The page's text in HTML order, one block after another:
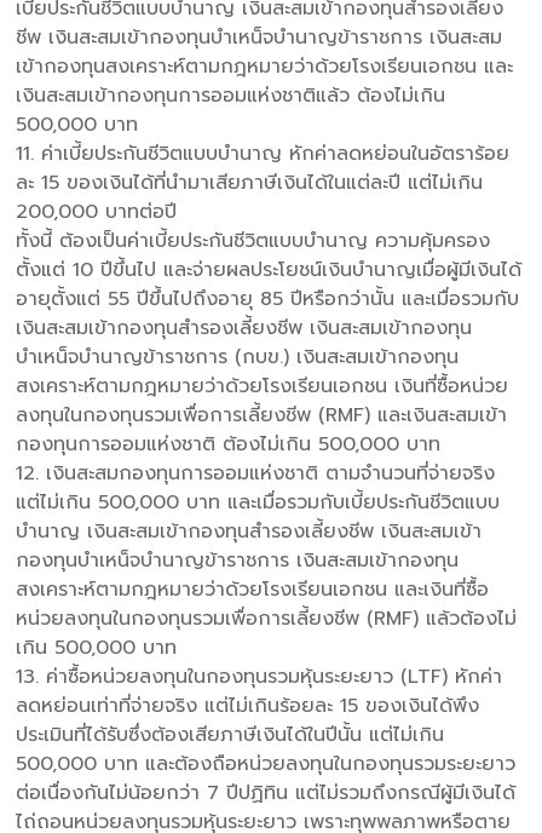
เบี้ยประกันชีวิตแบบบำนาญ เงินสะสมเข้ากองทุนสำรองเลี้ยง
ชีพ เงินสะสมเข้ากองทุนบำเหน็จบำนาญข้าราชการ เงินสะสม
เข้ากองทุนสงเคราะห์ตามกฎหมายว่าด้วยโรงเรียนเอกชน และ
เงินสะสมเข้ากองทุนการออมแห่งชาติแล้ว ต้องไม่เกิน
500,000 บาท
11. ค่าเบี้ยประกันชีวิตแบบบำนาญ หักค่าลดหย่อนในอัตราร้อย
ละ 15 ของเงินได้ที่นำมาเสียภาษีเงินได้ในแต่ละปี แต่ไม่เกิน
200,000 บาทต่อปี
ทั้งนี้ ต้องเป็นค่าเบี้ยประกันชีวิตแบบบำนาญ ความคุ้มครอง
ตั้งแต่ 10 ปีขึ้นไป และจ่ายผลประโยชน์เงินบำนาญเมื่อผู้มีเงินได้
อายุตั้งแต่ 55 ปีขึ้นไปถึงอายุ 85 ปีหรือกว่านั้น และเมื่อรวมกับ
เงินสะสมเข้ากองทุนสำรองเลี้ยงชีพ เงินสะสมเข้ากองทุน
บำเหน็จบำนาญข้าราชการ (กบข.) เงินสะสมเข้ากองทุน
สงเคราะห์ตามกฎหมายว่าด้วยโรงเรียนเอกชน เงินที่ซื้อหน่วย
ลงทุนในกองทุนรวมเพื่อการเลี้ยงชีพ (RMF) และเงินสะสมเข้า
กองทุนการออมแห่งชาติ ต้องไม่เกิน 500,000 บาท
12. เงินสะสมกองทุนการออมแห่งชาติ ตามจำนวนที่จ่ายจริง
แต่ไม่เกิน 500,000 บาท และเมื่อรวมกับเบี้ยประกันชีวิตแบบ
บำนาญ เงินสะสมเข้ากองทุนสำรองเลี้ยงชีพ เงินสะสมเข้า
กองทุนบำเหน็จบำนาญข้าราชการ เงินสะสมเข้ากองทุน
สงเคราะห์ตามกฎหมายว่าด้วยโรงเรียนเอกชน และเงินที่ซื้อ
หน่วยลงทุนในกองทุนรวมเพื่อการเลี้ยงชีพ (RMF) แล้วต้องไม่
เกิน 500,000 บาท
13. ค่าซื้อหน่วยลงทุนในกองทุนรวมหุ้นระยะยาว (LTF) หักค่า
ลดหย่อนเท่าที่จ่ายจริง แต่ไม่เกินร้อยละ 15 ของเงินได้พึง
ประเมินที่ได้รับซึ่งต้องเสียภาษีเงินได้ในปีนั้น แต่ไม่เกิน
500,000 บาท และต้องถือหน่วยลงทุนในกองทุนรวมระยะยาว
ต่อเนื่องกันไม่น้อยกว่า 7 ปีปฏิทิน แต่ไม่รวมถึงกรณีผู้มีเงินได้
ไถ่ถอนหน่วยลงทุนรวมหุ้นระยะยาว เพราะทุพพลภาพหรือตาย